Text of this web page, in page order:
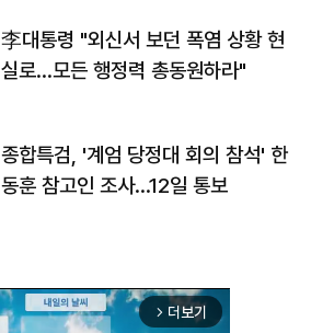
李대통령 "외신서 보던 폭염 상황 현
실로…모든 행정력 총동원하라"
종합특검, '계엄 당정대 회의 참석' 한
동훈 참고인 조사...12일 통보
arrow_forward_ios 더보기